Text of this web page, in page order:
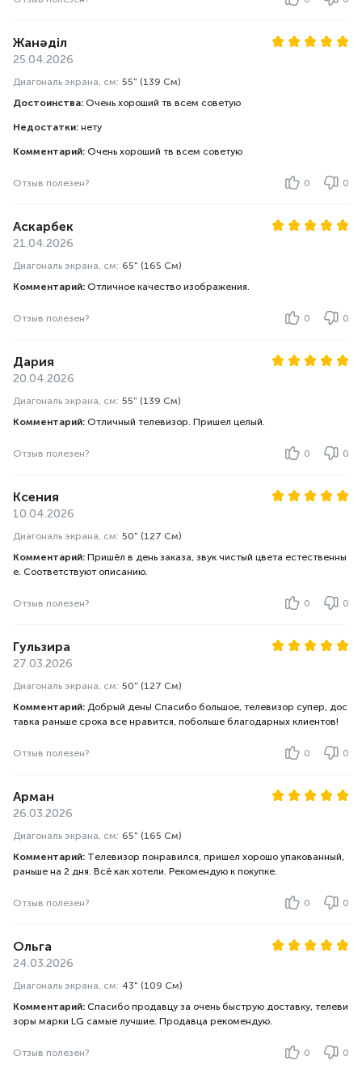
Жанәділ
25.04.2026
Диагональ экрана, см: 55" (139 См)
Достоинства: Очень хороший тв всем советую
Недостатки: нету
Комментарий: Очень хороший тв всем советую
Отзыв полезен? 0 0
Аскарбек
21.04.2026
Диагональ экрана, см: 65" (165 См)
Комментарий: Отличное качество изображения.
Отзыв полезен? 0 0
Дария
20.04.2026
Диагональ экрана, см: 55" (139 См)
Комментарий: Отличный телевизор. Пришел целый.
Отзыв полезен? 0 0
Ксения
10.04.2026
Диагональ экрана, см: 50" (127 См)
Комментарий: Пришёл в день заказа, звук чистый цвета естественны
е. Соответствуют описанию.
Отзыв полезен? 0 0
Гульзира
27.03.2026
Диагональ экрана, см: 50" (127 См)
Комментарий: Добрый день! Спасибо большое, телевизор супер, дос
тавка раньше срока все нравится, побольше благодарных клиентов!
Отзыв полезен? 0 0
Арман
26.03.2026
Диагональ экрана, см: 65" (165 См)
Комментарий: Телевизор понравился, пришел хорошо упакованный,
раньше на 2 дня. Всё как хотели. Рекомендую к покупке.
Отзыв полезен? 0 0
Ольга
24.03.2026
Диагональ экрана, см: 43" (109 См)
Комментарий: Спасибо продавцу за очень быструю доставку, телеви
зоры марки LG самые лучшие. Продавца рекомендую.
Отзыв полезен? 0 0